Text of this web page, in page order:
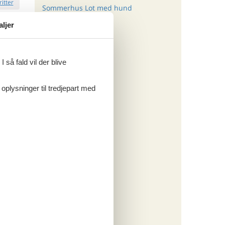
Sommerhus Lot med hund
så fald vil der blive
til tredjepart med